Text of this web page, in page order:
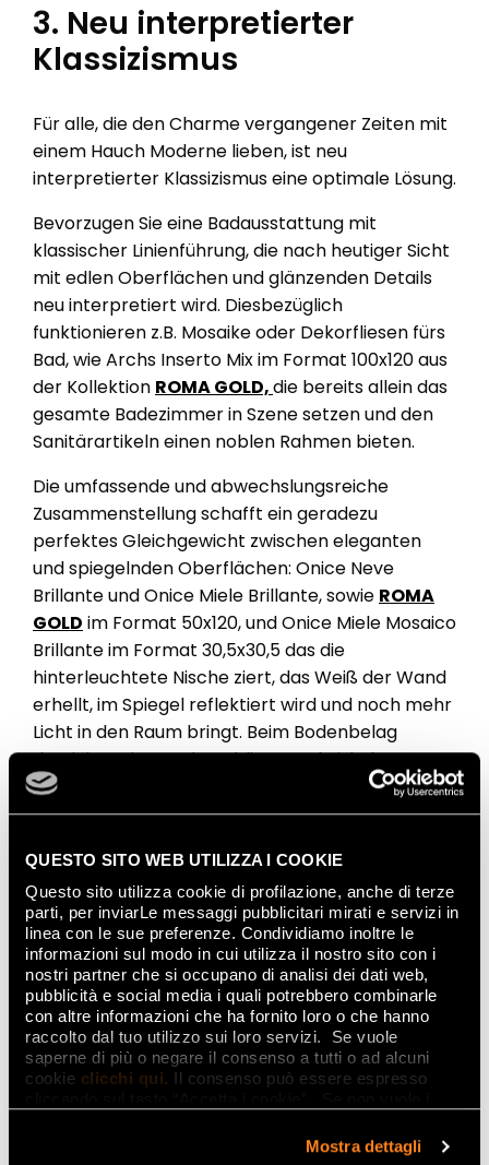
QUESTO SITO WEB UTILIZZA I COOKIE
Questo sito utilizza cookie di profilazione, anche di terze
parti, per inviarLe messaggi pubblicitari mirati e servizi in
linea con le sue preferenze. Condividiamo inoltre le
informazioni sul modo in cui utilizza il nostro sito con i
nostri partner che si occupano di analisi dei dati web,
pubblicità e social media i quali potrebbero combinarle
con altre informazioni che ha fornito loro o che hanno
raccolto dal tuo utilizzo sui loro servizi. Se vuole
saperne di più o negare il consenso a tutti o ad alcuni
cookie clicchi qui. Il consenso può essere espresso
Mostra dettagli
3. Neu interpretierter
Klassizismus
Für alle, die den Charme vergangener Zeiten mit
einem Hauch Moderne lieben, ist neu
interpretierter Klassizismus eine optimale Lösung.
Bevorzugen Sie eine Badausstattung mit
klassischer Linienführung, die nach heutiger Sicht
mit edlen Oberflächen und glänzenden Details
neu interpretiert wird. Diesbezüglich
funktionieren z.B. Mosaike oder Dekorfliesen fürs
Bad, wie Archs Inserto Mix im Format 100x120 aus
der Kollektion ROMA GOLD,die bereits allein das
gesamte Badezimmer in Szene setzen und den
Sanitärartikeln einen noblen Rahmen bieten.
Die umfassende und abwechslungsreiche
Zusammenstellung schafft ein geradezu
perfektes Gleichgewicht zwischen eleganten
und spiegelnden Oberflächen: Onice Neve
Brillante und Onice Miele Brillante, sowie ROMA
GOLD im Format 50x120, und Onice Miele Mosaico
Brillante im Format 30,5x30,5 das die
hinterleuchtete Nische ziert, das Weiß der Wand
erhellt, im Spiegel reflektiert wird und noch mehr
Licht in den Raum bringt. Beim Bodenbelag
dominiert ein wunderschönes und eiskaltes
ROMA GOLD Onice Neve Brillante im Format
80x80.